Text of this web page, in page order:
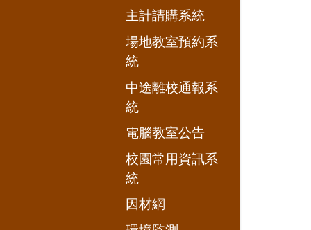
主計請購系統
場地教室預約系
統
中途離校通報系
統
電腦教室公告
校園常用資訊系
統
因材網